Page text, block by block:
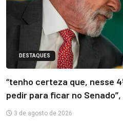
DESTAQUES
“tenho certeza que, nesse
pedir para ficar no Senado”,
3 de agosto de 2026